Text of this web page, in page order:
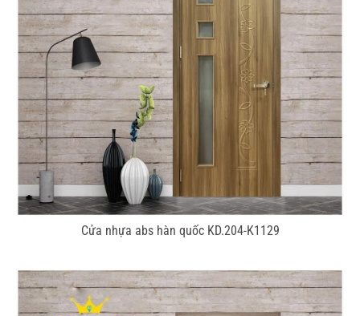
Cửa nhựa abs hàn quốc KD.204-K1129